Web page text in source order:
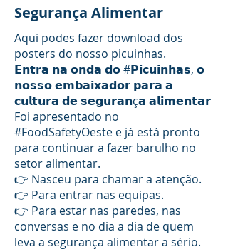
Segurança Alimentar
Aqui podes fazer download dos
posters do nosso picuinhas.
𝗘𝗻𝘁𝗿𝗮 𝗻𝗮 𝗼𝗻𝗱𝗮 𝗱𝗼 #𝗣𝗶𝗰𝘂𝗶𝗻𝗵𝗮𝘀, 𝗼
𝗻𝗼𝘀𝘀𝗼 𝗲𝗺𝗯𝗮𝗶𝘅𝗮𝗱𝗼𝗿 𝗽𝗮𝗿𝗮 𝗮
𝗰𝘂𝗹𝘁𝘂𝗿𝗮 𝗱𝗲 𝘀𝗲𝗴𝘂𝗿𝗮𝗻ç𝗮 𝗮𝗹𝗶𝗺𝗲𝗻𝘁𝗮𝗿
Foi apresentado no
#FoodSafetyOeste e já está pronto
para continuar a fazer barulho no
setor alimentar.
👉 Nasceu para chamar a atenção.
👉 Para entrar nas equipas.
👉 Para estar nas paredes, nas
conversas e no dia a dia de quem
leva a segurança alimentar a sério.